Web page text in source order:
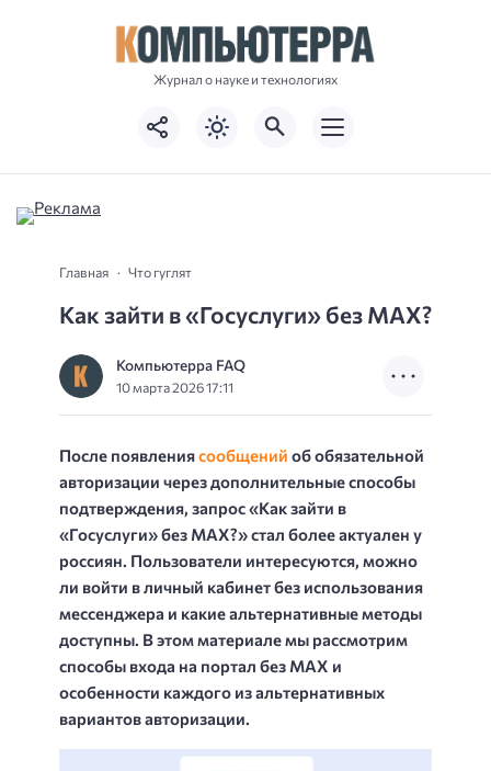
Журнал о науке и технологиях
Главная Что гуглят
Как зайти в «Госуслуги» без MAX?
Компьютерра FAQ
10 марта 2026 17:11
После появлениясообщений об обязательной
авторизации через дополнительные способы
подтверждения, запрос «Как зайти в
«Госуслуги» без MAX?» стал более актуален у
россиян. Пользователи интересуются, можно
ли войти в личный кабинет без использования
мессенджера и какие альтернативные методы
доступны. В этом материале мы рассмотрим
способы входа на портал без MAX и
особенности каждого из альтернативных
вариантов авторизации.